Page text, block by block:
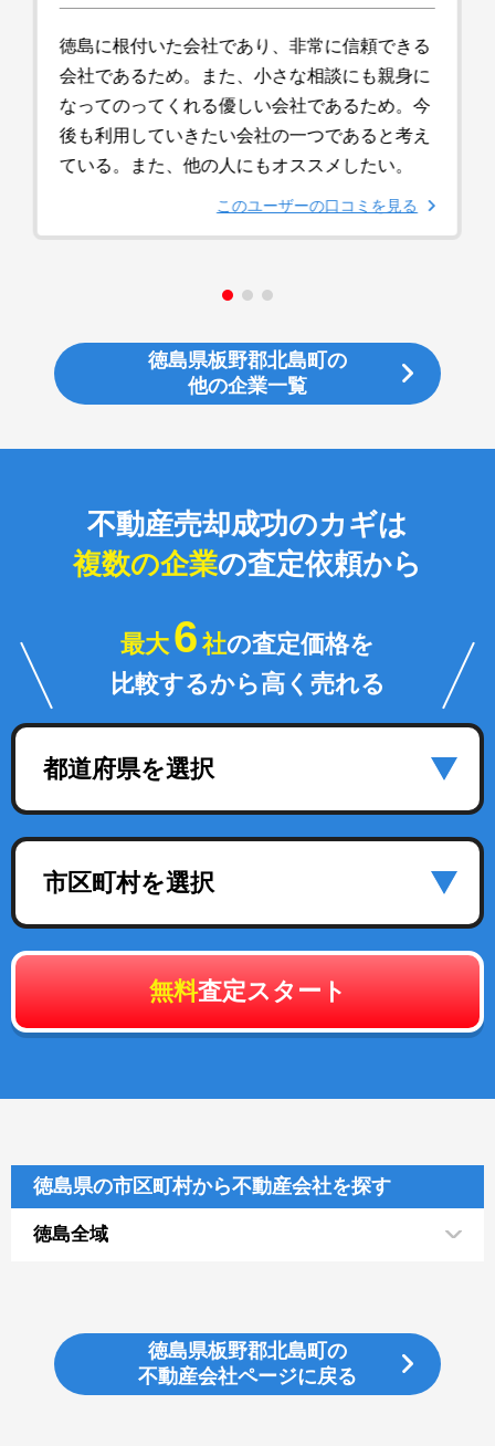
徳島に根付いた会社であり、非常に信頼できる
会社であるため。また、小さな相談にも親身に
なってのってくれる優しい会社であるため。今
後も利用していきたい会社の一つであると考え
ている。また、他の人にもオススメしたい。
このユーザーの口コミを見る
徳島県板野郡北島町の
他の企業一覧
不動産売却成功のカギは
複数の企業の査定依頼から
最大 6 社の査定価格を
比較するから高く売れる
都道府県を選択
市区町村を選択
無料査定スタート
徳島県の市区町村から不動産会社を探す
徳島全域
徳島県板野郡北島町の
不動産会社ページに戻る